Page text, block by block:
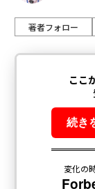
著者フォロー